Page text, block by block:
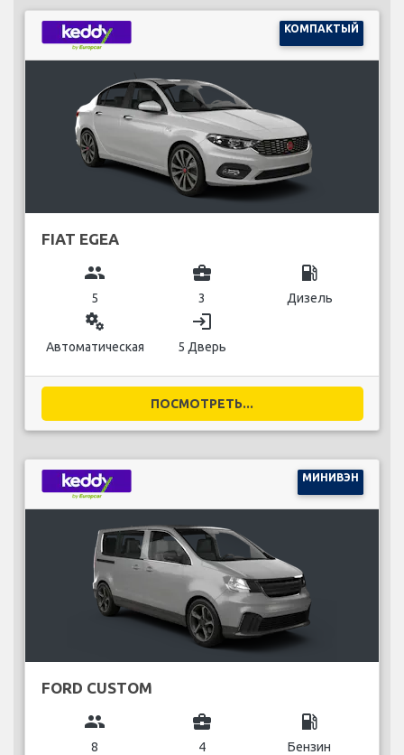
КОМПАКТЫЙ
FIAT EGEA
group
5
business_center
3
local_gas_station
Дизель
miscellaneous_services
Автоматическая
login
5 Дверь
ПОСМОТРЕТЬ...
МИНИВЭН
FORD CUSTOM
group
8
business_center
4
local_gas_station
Бензин